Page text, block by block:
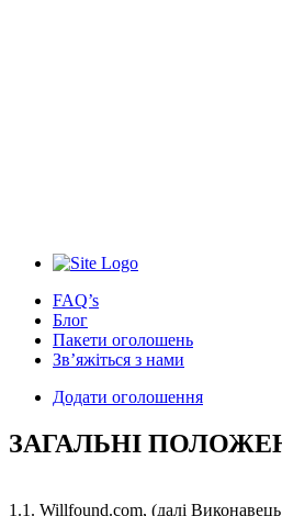
FAQ’s
Блог
Пакети оголошень
Зв’яжіться з нами
Додати оголошення
ЗАГАЛЬНІ
1.1. Willfound.com, (далі